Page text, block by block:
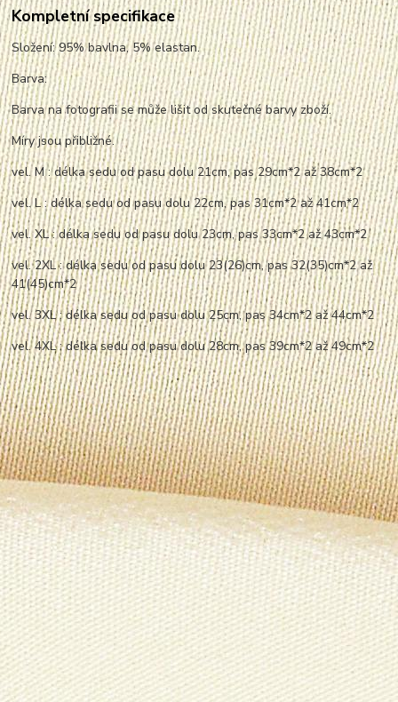
Kompletní specifikace
Složení: 95% bavlna, 5% elastan.
Barva:
Barva na fotografii se může lišit od skutečné barvy zboží.
Míry jsou přibližné.
vel. M : délka sedu od pasu dolu 21cm, pas 29cm*2 až 38cm*2
vel. L : délka sedu od pasu dolu 22cm, pas 31cm*2 až 41cm*2
vel. XL : délka sedu od pasu dolu 23cm, pas 33cm*2 až 43cm*2
vel. 2XL : délka sedu od pasu dolu 23(26)cm, pas 32(35)cm*2 až
41(45)cm*2
vel. 3XL : délka sedu od pasu dolu 25cm, pas 34cm*2 až 44cm*2
vel. 4XL : délka sedu od pasu dolu 28cm, pas 39cm*2 až 49cm*2